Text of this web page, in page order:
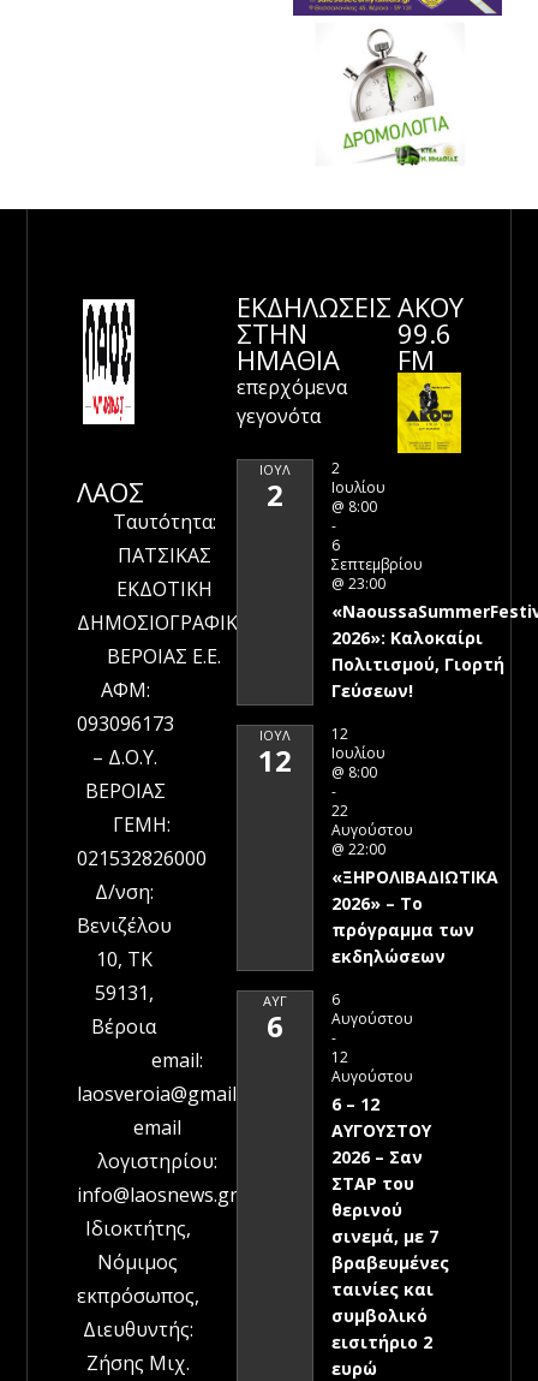
ΛΑΟΣ
Ταυτότητα:
ΠΑΤΣΙΚΑΣ
ΕΚΔΟΤΙΚΗ
ΔΗΜΟΣΙΟΓΡΑΦΙΚΗ
ΒΕΡΟΙΑΣ Ε.Ε.
ΑΦΜ:
093096173
– Δ.Ο.Υ.
ΒΕΡΟΙΑΣ
ΓΕΜΗ:
021532826000
Δ/νση:
Βενιζέλου
10, ΤΚ
59131,
Βέροια
email:
laosveroia@gmail.com
email
λογιστηρίου:
info@laosnews.gr
Ιδιοκτήτης,
Νόμιμος
εκπρόσωπος,
Διευθυντής:
Ζήσης Μιχ.
ΕΚΔΗΛΩΣΕΙΣ
ΣΤΗΝ
ΗΜΑΘΊΑ
επερχόμενα
γεγονότα
ΙΟΎΛ
2
2
Ιουλίου
@ 8:00
-
6
Σεπτεμβρίου
@ 23:00
2026»: Καλοκαίρι
Πολιτισμού, Γιορτή
Γεύσεων!
ΙΟΎΛ
12
12
Ιουλίου
@ 8:00
-
22
Αυγούστου
@ 22:00
«ΞΗΡΟΛΙΒΑΔΙΩΤΙΚΑ
2026» – To
πρόγραμμα των
εκδηλώσεων
ΑΥΓ
6
6
Αυγούστου
-
12
Αυγούστου
6 – 12
ΑΥΓΟΥΣΤΟΥ
2026 – Σαν
ΣΤΑΡ του
θερινού
σινεμά, με 7
βραβευμένες
ταινίες και
συμβολικό
εισιτήριο 2
ευρώ
ΑΚΟΥ
99.6
FM